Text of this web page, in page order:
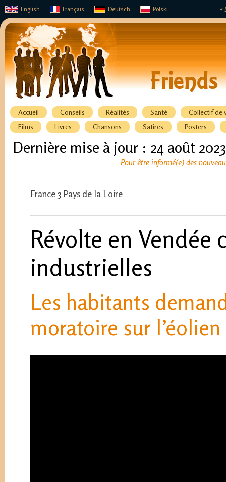
«
English Français Deutsch Polski
Accueil Conseils Réalités Santé
Collectif de
Films
Livres Chansons Satires Posters
Dernière mise à jour : 24 août 2023
Pour être informé(e) des
France 3 Pays de la Loire
Révolte en Vendée
industrielles
Les habitants
moratoire sur